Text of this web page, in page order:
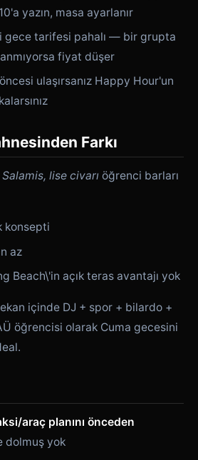
yazın, masa ayarlanır
gece tarifesi pahalı — bir grupta
fiyat düşer
ulaşırsanız Happy Hour'un
Farkı
lise civarı öğrenci barları
konsepti
az
Beach\'in açık teras avantajı yok
içinde DJ + spor + bilardo +
öğrencisi olarak Cuma gecesini
araç planını önceden
yok